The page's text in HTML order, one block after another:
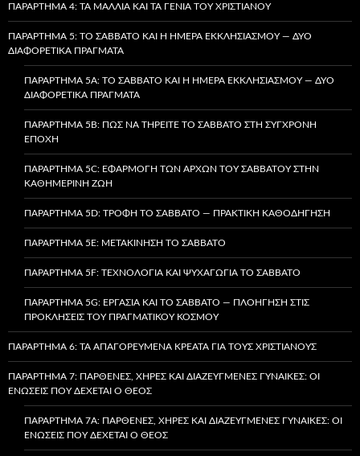
ΠΑΡΆΡΤΗΜΑ 4: ΤΑ ΜΑΛΛΙΆ ΚΑΙ ΤΑ ΓΈΝΙΑ ΤΟΥ ΧΡΙΣΤΙΑΝΟΎ
ΠΑΡΆΡΤΗΜΑ 5: ΤΟ ΣΆΒΒΑΤΟ ΚΑΙ Η ΗΜΈΡΑ ΕΚΚΛΗΣΙΑΣΜΟΎ — ΔΎΟ
ΔΙΑΦΟΡΕΤΙΚΆ ΠΡΆΓΜΑΤΑ
ΠΑΡΆΡΤΗΜΑ 5A: ΤΟ ΣΆΒΒΑΤΟ ΚΑΙ Η ΗΜΈΡΑ ΕΚΚΛΗΣΙΑΣΜΟΎ — ΔΎΟ
ΔΙΑΦΟΡΕΤΙΚΆ ΠΡΆΓΜΑΤΑ
ΠΑΡΆΡΤΗΜΑ 5B: ΠΏΣ ΝΑ ΤΗΡΕΊΤΕ ΤΟ ΣΆΒΒΑΤΟ ΣΤΗ ΣΎΓΧΡΟΝΗ
ΕΠΟΧΉ
ΠΑΡΆΡΤΗΜΑ 5C: ΕΦΑΡΜΟΓΉ ΤΩΝ ΑΡΧΏΝ ΤΟΥ ΣΑΒΒΆΤΟΥ ΣΤΗΝ
ΚΑΘΗΜΕΡΙΝΉ ΖΩΉ
ΠΑΡΆΡΤΗΜΑ 5D: ΤΡΟΦΉ ΤΟ ΣΆΒΒΑΤΟ — ΠΡΑΚΤΙΚΉ ΚΑΘΟΔΉΓΗΣΗ
ΠΑΡΆΡΤΗΜΑ 5E: ΜΕΤΑΚΊΝΗΣΗ ΤΟ ΣΆΒΒΑΤΟ
ΠΑΡΆΡΤΗΜΑ 5F: ΤΕΧΝΟΛΟΓΊΑ ΚΑΙ ΨΥΧΑΓΩΓΊΑ ΤΟ ΣΆΒΒΑΤΟ
ΠΑΡΆΡΤΗΜΑ 5G: ΕΡΓΑΣΊΑ ΚΑΙ ΤΟ ΣΆΒΒΑΤΟ — ΠΛΟΉΓΗΣΗ ΣΤΙΣ
ΠΡΟΚΛΉΣΕΙΣ ΤΟΥ ΠΡΑΓΜΑΤΙΚΟΎ ΚΌΣΜΟΥ
ΠΑΡΆΡΤΗΜΑ 6: ΤΑ ΑΠΑΓΟΡΕΥΜΈΝΑ ΚΡΈΑΤΑ ΓΙΑ ΤΟΥΣ ΧΡΙΣΤΙΑΝΟΎΣ
ΠΑΡΆΡΤΗΜΑ 7: ΠΑΡΘΈΝΕΣ, ΧΉΡΕΣ ΚΑΙ ΔΙΑΖΕΥΓΜΈΝΕΣ ΓΥΝΑΊΚΕΣ: ΟΙ
ΕΝΏΣΕΙΣ ΠΟΥ ΔΈΧΕΤΑΙ Ο ΘΕΌΣ
ΠΑΡΆΡΤΗΜΑ 7A: ΠΑΡΘΈΝΕΣ, ΧΉΡΕΣ ΚΑΙ ΔΙΑΖΕΥΓΜΈΝΕΣ ΓΥΝΑΊΚΕΣ: ΟΙ
ΕΝΏΣΕΙΣ ΠΟΥ ΔΈΧΕΤΑΙ Ο ΘΕΌΣ